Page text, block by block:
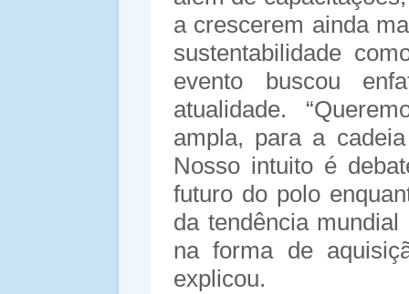
a crescerem ainda
sustentabilidade
evento buscou
atualidade.
ampla, para a
Nosso intuito é
futuro do polo
da tendência
na forma de
explicou.